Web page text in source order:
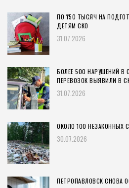
ПО ₸50 ТЫСЯЧ НА
ДЕТЯМ СКО
31.07.2026
БОЛЕЕ 500 НАРУШЕНИЙ В
ПЕРЕВОЗОК ВЫЯВИЛИ В
31.07.2026
ОКОЛО 100 НЕЗАКОННЫХ
30.07.2026
ПЕТРОПАВЛОВСК СНОВА